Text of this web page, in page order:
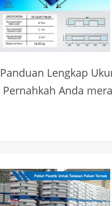
Panduan Lengkap
Pernahkah Anda